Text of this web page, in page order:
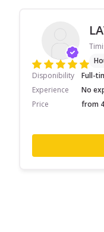
Disponibility
Full-
Experience
No
Price
from